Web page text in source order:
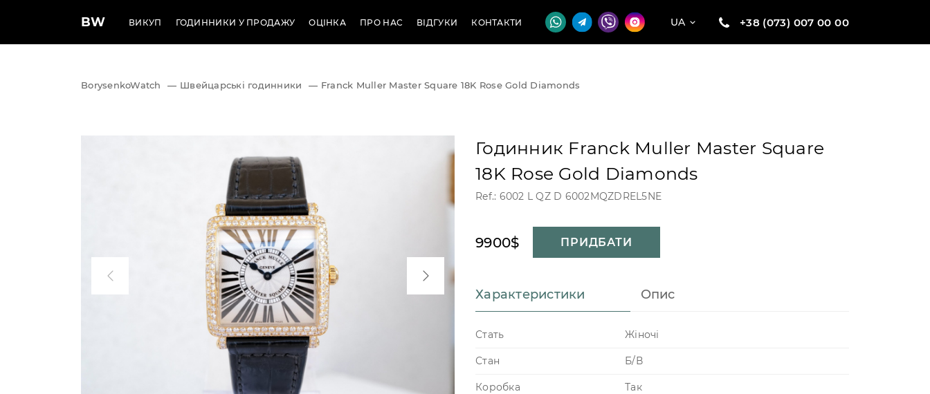
BW ВИКУП ГОДИННИКИ У ПРОДАЖУ ОЦІНКА ПРО НАС ВІДГУКИ КОНТАКТИ UA +38 (073) 007 00 00
BorysenkoWatch — Швейцарські годинники — Franck Muller Master Square 18K Rose Gold Diamonds
Годинник Franck Muller Master Square
18K Rose Gold Diamonds
Ref.: 6002 L QZ D 6002MQZDREL5NE
9900$ ПРИДБАТИ
Характеристики Опис
Стать Жіночі
Стан Б/В
Коробка Так